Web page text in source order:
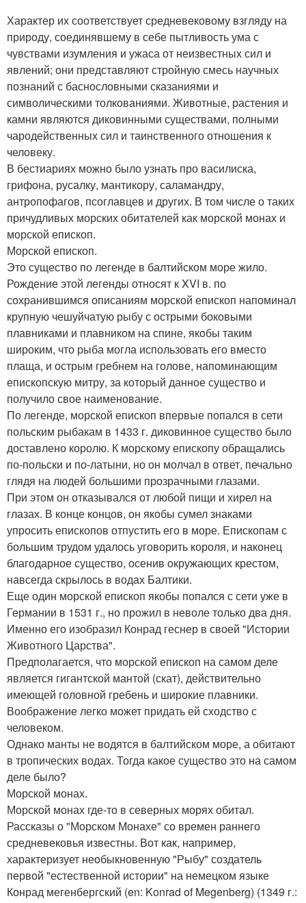
Характер их соответствует средневековому взгляду на
природу, соединявшему в себе пытливость ума с
чувствами изумления и ужаса от неизвестных сил и
явлений; они представляют стройную смесь научных
познаний с баснословными сказаниями и
символическими толкованиями. Животные, растения и
камни являются диковинными существами, полными
чародейственных сил и таинственного отношения к
человеку.
В бестиариях можно было узнать про василиска,
грифона, русалку, мантикору, саламандру,
антропофагов, псоглавцев и других. В том числе о таких
причудливых морских обитателей как морской монах и
морской епископ.
Морской епископ.
Это существо по легенде в балтийском море жило.
Рождение этой легенды относят к XVI в. по
сохранившимся описаниям морской епископ напоминал
крупную чешуйчатую рыбу с острыми боковыми
плавниками и плавником на спине, якобы таким
широким, что рыба могла использовать его вместо
плаща, и острым гребнем на голове, напоминающим
епископскую митру, за который данное существо и
получило свое наименование.
По легенде, морской епископ впервые попался в сети
польским рыбакам в 1433 г. диковинное существо было
доставлено королю. К морскому епископу обращались
по-польски и по-латыни, но он молчал в ответ, печально
глядя на людей большими прозрачными глазами.
При этом он отказывался от любой пищи и хирел на
глазах. В конце концов, он якобы сумел знаками
упросить епископов отпустить его в море. Епископам с
большим трудом удалось уговорить короля, и наконец
благодарное существо, осенив окружающих крестом,
навсегда скрылось в водах Балтики.
Еще один морской епископ якобы попался с сети уже в
Германии в 1531 г., но прожил в неволе только два дня.
Именно его изобразил Конрад геснер в своей "Истории
Животного Царства".
Предполагается, что морской епископ на самом деле
является гигантской мантой (скат), действительно
имеющей головной гребень и широкие плавники.
Воображение легко может придать ей сходство с
человеком.
Однако манты не водятся в балтийском море, а обитают
в тропических водах. Тогда какое существо это на самом
деле было?
Морской монах.
Морской монах где-то в северных морях обитал.
Рассказы о "Морском Монахе" со времен раннего
средневековья известны. Вот как, например,
характеризует необыкновенную "Рыбу" создатель
первой "естественной истории" на немецком языке
Конрад мегенбергский (en: Konrad of Megenberg) (1349 г.: